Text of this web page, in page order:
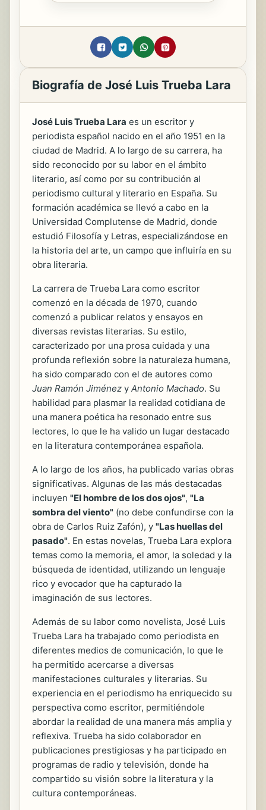
Biografía de José Luis Trueba Lara
José Luis Trueba Lara es un escritor y
periodista español nacido en el año 1951 en la
ciudad de Madrid. A lo largo de su carrera, ha
sido reconocido por su labor en el ámbito
literario, así como por su contribución al
periodismo cultural y literario en España. Su
formación académica se llevó a cabo en la
Universidad Complutense de Madrid, donde
estudió Filosofía y Letras, especializándose en
la historia del arte, un campo que influiría en su
obra literaria.
La carrera de Trueba Lara como escritor
comenzó en la década de 1970, cuando
comenzó a publicar relatos y ensayos en
diversas revistas literarias. Su estilo,
caracterizado por una prosa cuidada y una
profunda reflexión sobre la naturaleza humana,
ha sido comparado con el de autores como
Juan Ramón Jiménez y Antonio Machado. Su
habilidad para plasmar la realidad cotidiana de
una manera poética ha resonado entre sus
lectores, lo que le ha valido un lugar destacado
en la literatura contemporánea española.
A lo largo de los años, ha publicado varias obras
significativas. Algunas de las más destacadas
incluyen "El hombre de los dos ojos", "La
sombra del viento" (no debe confundirse con la
obra de Carlos Ruiz Zafón), y "Las huellas del
pasado". En estas novelas, Trueba Lara explora
temas como la memoria, el amor, la soledad y la
búsqueda de identidad, utilizando un lenguaje
rico y evocador que ha capturado la
imaginación de sus lectores.
Además de su labor como novelista, José Luis
Trueba Lara ha trabajado como periodista en
diferentes medios de comunicación, lo que le
ha permitido acercarse a diversas
manifestaciones culturales y literarias. Su
experiencia en el periodismo ha enriquecido su
perspectiva como escritor, permitiéndole
abordar la realidad de una manera más amplia y
reflexiva. Trueba ha sido colaborador en
publicaciones prestigiosas y ha participado en
programas de radio y televisión, donde ha
compartido su visión sobre la literatura y la
cultura contemporáneas.